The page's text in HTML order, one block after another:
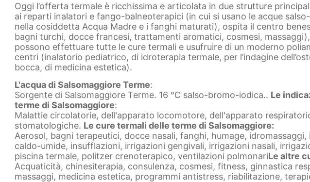
Oggi l’offerta termale è ricchissima e articolata in due strutture
ai reparti inalatori e fango-balneoterapici (in cui si usano le acque
nella cosiddetta Acqua Madre e i fanghi maturati), ospita il centro
bagni turchi, docce francesi, trattamenti aromatici, cosmesi,
possono effettuare tutte le cure termali e usufruire di un moderno
centri (inalatorio pediatrico, di idroterapia termale, per l’indagine
bocca, di medicina estetica).
L'acqua di Salsomaggiore Terme:
Sorgente di Salsomaggiore Terme. 16 °C salso-bromo-iodica.. Le
terme di Salsomaggiore:
Malattie circolatorie, dell'apparato locomotore, dell'apparato
stomatologiche. Le cure termali delle terme di Salsomaggiore:
Aerosol, bagni terapeutici, docce nasali, fanghi, humage,
caldo-umide, insufflazioni, irrigazioni gengivali, irrigazioni nasali,
piscina termale, politzer crenoterapico, ventilazioni polmonariLe altre
Acquaticità, chinesiterapia, consulenza, cosmesi, fitness, ginnastica
massaggi, medicina estetica, programmi antistress, riabilitazione,